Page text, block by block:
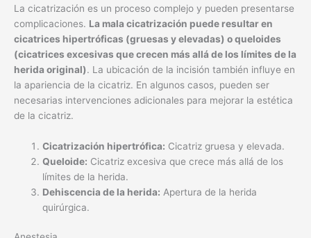
La cicatrización es un proceso complejo y pueden presentarse
complicaciones. La mala cicatrización puede resultar en
cicatrices hipertróficas (gruesas y elevadas) o queloides
(cicatrices excesivas que crecen más allá de los límites de la
herida original). La ubicación de la incisión también influye en
la apariencia de la cicatriz. En algunos casos, pueden ser
necesarias intervenciones adicionales para mejorar la estética
de la cicatriz.
Cicatrización hipertrófica: Cicatriz gruesa y elevada.
Queloide: Cicatriz excesiva que crece más allá de los
límites de la herida.
Dehiscencia de la herida: Apertura de la herida
quirúrgica.